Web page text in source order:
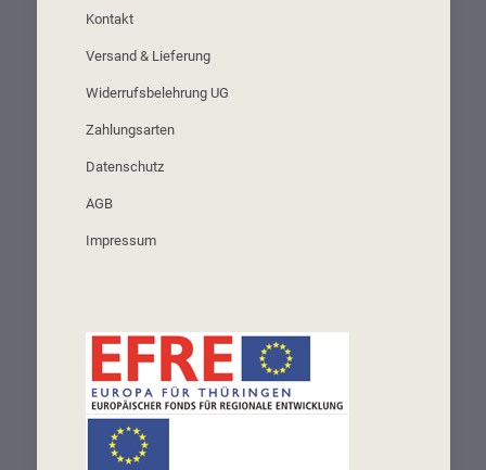
Kontakt
Versand & Lieferung
Widerrufsbelehrung UG
Zahlungsarten
Datenschutz
AGB
Impressum